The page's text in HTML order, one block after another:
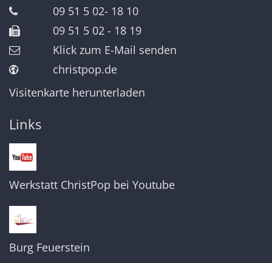
09 51 5 02- 18 10
09 51 5 02 - 18 19
Klick zum E-Mail senden
christpop.de
Visitenkarte herunterladen
Links
Werkstatt ChristPop bei Youtube
Burg Feuerstein